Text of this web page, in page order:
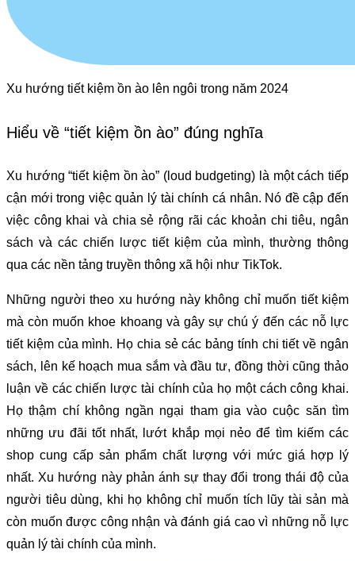
Xu hướng tiết kiệm ồn ào lên ngôi trong năm 2024
Hiểu về “tiết kiệm ồn ào” đúng nghĩa
Xu hướng “tiết kiệm ồn ào” (loud budgeting) là một cách tiếp
cận mới trong việc quản lý tài chính cá nhân. Nó đề cập đến
việc công khai và chia sẻ rộng rãi các khoản chi tiêu, ngân
sách và các chiến lược tiết kiệm của mình, thường thông
qua các nền tảng truyền thông xã hội như TikTok.
Những người theo xu hướng này không chỉ muốn tiết kiệm
mà còn muốn khoe khoang và gây sự chú ý đến các nỗ lực
tiết kiệm của mình. Họ chia sẻ các bảng tính chi tiết về ngân
sách, lên kế hoạch mua sắm và đầu tư, đồng thời cũng thảo
luận về các chiến lược tài chính của họ một cách công khai.
Họ thậm chí không ngần ngại tham gia vào cuộc săn tìm
những ưu đãi tốt nhất, lướt khắp mọi nẻo để tìm kiếm các
shop cung cấp sản phẩm chất lượng với mức giá hợp lý
nhất. Xu hướng này phản ánh sự thay đổi trong thái độ của
người tiêu dùng, khi họ không chỉ muốn tích lũy tài sản mà
còn muốn được công nhận và đánh giá cao vì những nỗ lực
quản lý tài chính của mình.